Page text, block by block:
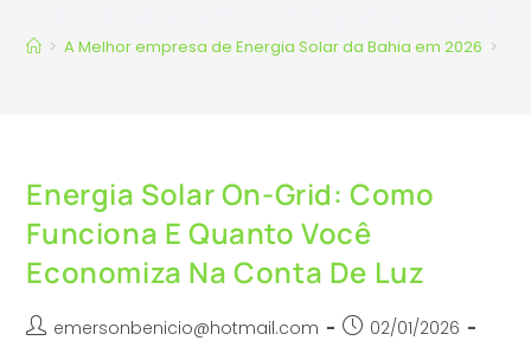
> A Melhor empresa de Energia Solar da Bahia em 2026 >
Energia Solar On-Grid: Como
Funciona E Quanto Você
Economiza Na Conta De Luz
emersonbenicio@hotmail.com
02/01/2026